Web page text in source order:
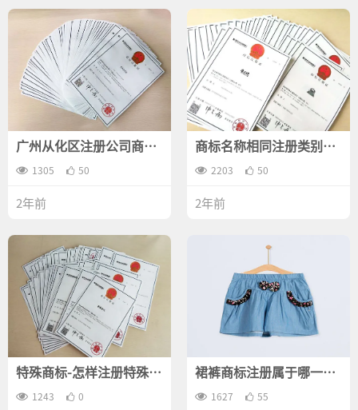
广州从化区注册公司商标
前需要准备哪些工作？
1305 50
2年前
商标名称相同注册类别不
一样可以注册下来吗？
2203 50
2年前
特殊商标-怎样注册特殊商
标？
1243 0
裙裤商标注册属于哪一
类？
1627 55